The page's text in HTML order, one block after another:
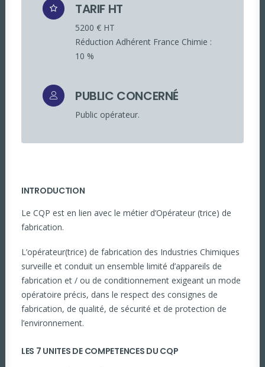
TARIF HT
5200 € HT
Réduction Adhérent France Chimie :
10 %
PUBLIC CONCERNÉ
Public opérateur.
INTRODUCTION
Le CQP est en lien avec le métier d’Opérateur (trice) de
fabrication.
L’opérateur(trice) de fabrication des Industries Chimiques
surveille et conduit un ensemble limité d’appareils de
fabrication et / ou de conditionnement exigeant un mode
opératoire précis, dans le respect des consignes de
fabrication, de qualité, de sécurité et de protection de
l’environnement.
LES 7 UNITES DE COMPETENCES DU CQP